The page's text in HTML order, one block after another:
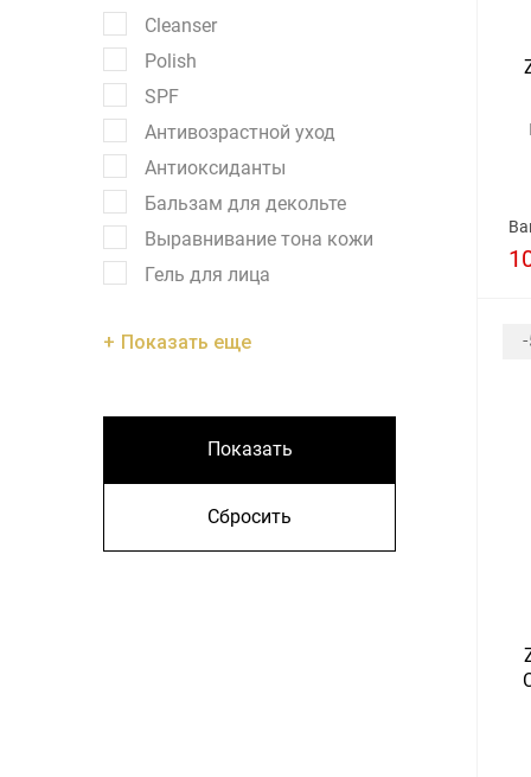
Cleanser
Polish
SPF
Антивозрастной уход
Антиоксиданты
Бальзам для декольте
Выравнивание тона кожи
Гель для лица
Показать еще
Показать
Сбросить